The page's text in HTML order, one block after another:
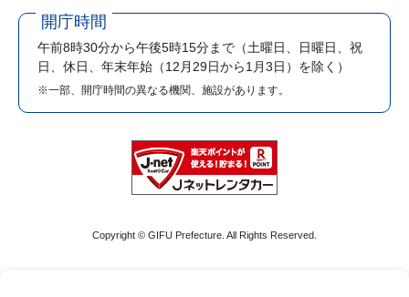
開庁時間
午前8時30分から午後5時15分まで （土曜日、日曜日、祝
日、休日、年末年始（12月29日から1月3日）を除く）
※一部、開庁時間の異なる機関、施設があります。
Copyright © GIFU Prefecture. All Rights Reserved.